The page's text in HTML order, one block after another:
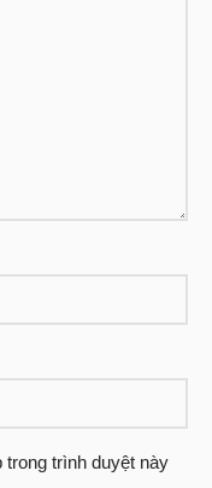
trong trình duyệt này